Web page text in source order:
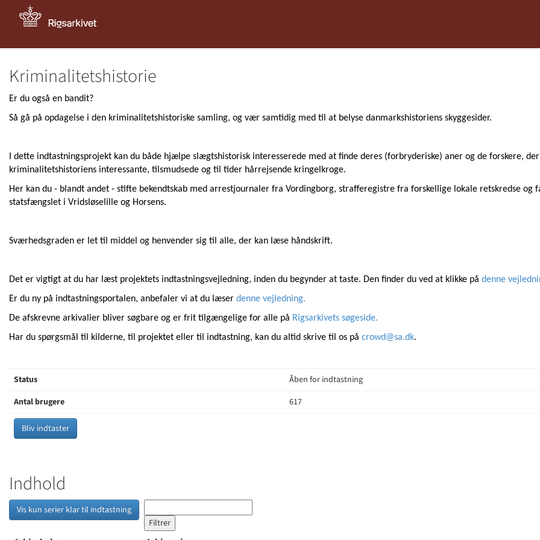
Kriminalitetshistorie
Er du også en bandit?
Så gå på opdagelse i den kriminalitetshistoriske samling, og vær samtidig med til at belyse danmarkshistoriens skyggesider.
I dette indtastningsprojekt kan du både hjælpe slægtshistorisk interesserede med at finde deres (forbryderiske) aner og de forskere,
kriminalitetshistoriens interessante, tilsmudsede og til tider hårrejsende kringelkroge.
Her kan du - blandt andet - stifte bekendtskab med arrestjournaler fra Vordingborg, strafferegistre fra forskellige lokale retskredse og
statsfængslet i Vridsløselille og Horsens.
Sværhedsgraden er let til middel og henvender sig til alle, der kan læse håndskrift.
Det er vigtigt at du har læst projektets indtastningsvejledning, inden du begynder at taste. Den finder du ved at klikke på denne
Er du ny på indtastningsportalen, anbefaler vi at du læser denne vejledning.
De afskrevne arkivalier bliver søgbare og er frit tilgængelige for alle på Rigsarkivets søgeside.
Har du spørgsmål til kilderne, til projektet eller til indtastning, kan du altid skrive til os på crowd@sa.dk.
Status
Åben for indtastning
Antal brugere
617
Bliv indtaster
Indhold
Vis kun serier klar til indtastning